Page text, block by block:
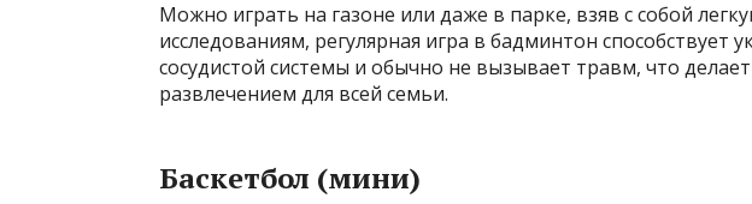
Можно играть на газоне или даже в парке, взяв с собой
исследованиям, регулярная игра в бадминтон способствует
сосудистой системы и обычно не вызывает травм, что
развлечением для всей семьи.
Баскетбол (мини)